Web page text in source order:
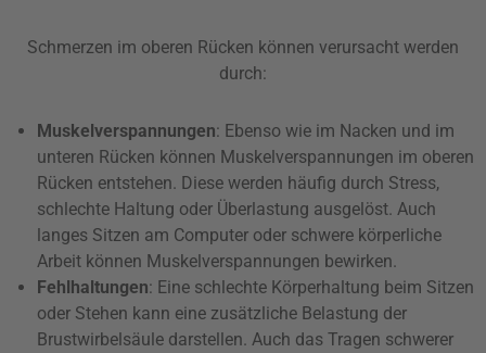
Schmerzen im oberen Rücken können verursacht werden
durch:
Muskelverspannungen: Ebenso wie im Nacken und im
unteren Rücken können Muskelverspannungen im oberen
Rücken entstehen. Diese werden häufig durch Stress,
schlechte Haltung oder Überlastung ausgelöst. Auch
langes Sitzen am Computer oder schwere körperliche
Arbeit können Muskelverspannungen bewirken.
Fehlhaltungen: Eine schlechte Körperhaltung beim Sitzen
oder Stehen kann eine zusätzliche Belastung der
Brustwirbelsäule darstellen. Auch das Tragen schwerer